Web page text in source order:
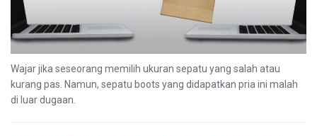
Wajar jika seseorang memilih ukuran sepatu yang salah atau
kurang pas. Namun, sepatu boots yang didapatkan pria ini malah
di luar dugaan.